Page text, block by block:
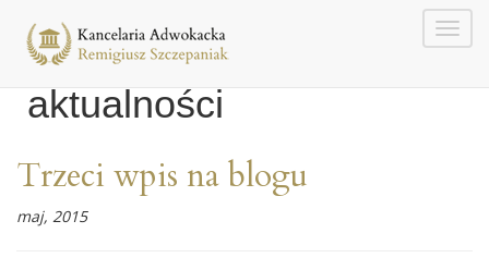
aktualności
Trzeci wpis na blogu
maj, 2015